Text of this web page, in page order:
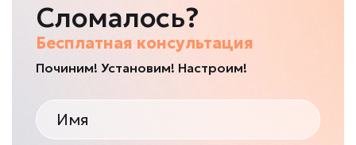
Сломалось?
Бесплатная консультация
Починим! Установим! Настроим!